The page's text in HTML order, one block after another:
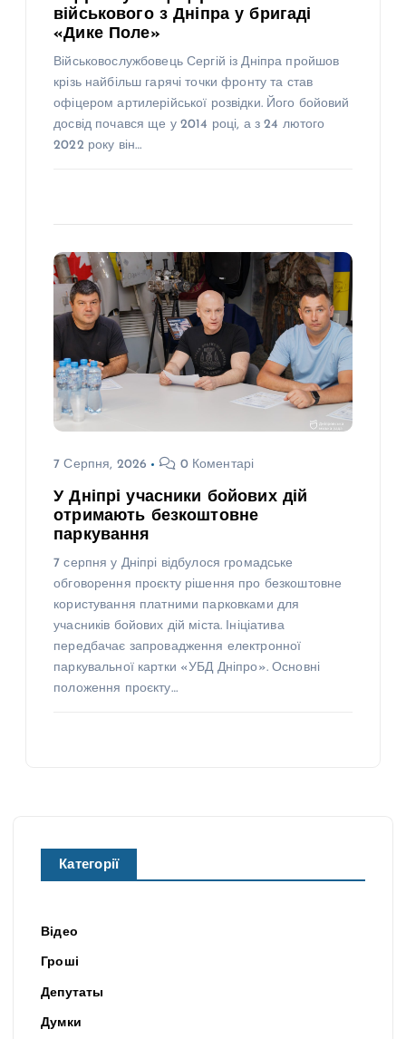
військового з Дніпра у бригаді
«Дике Поле»
Військовослужбовець Сергій із Дніпра пройшов
крізь найбільш гарячі точки фронту та став
офіцером артилерійської розвідки. Його бойовий
досвід почався ще у 2014 році, а з 24 лютого
2022 року він…
7 Серпня, 2026 0 Коментарі
У Дніпрі учасники бойових дій
отримають безкоштовне
паркування
7 серпня у Дніпрі відбулося громадське
обговорення проєкту рішення про безкоштовне
користування платними парковками для
учасників бойових дій міста. Ініціатива
передбачає запровадження електронної
паркувальної картки «УБД Дніпро». Основні
положення проєкту…
Категорії
Відео
Гроші
Депутаты
Думки